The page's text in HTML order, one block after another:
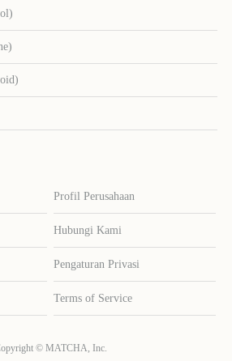
Profil Perusahaan
Hubungi Kami
Pengaturan Privasi
Terms of Service
© MATCHA, Inc.